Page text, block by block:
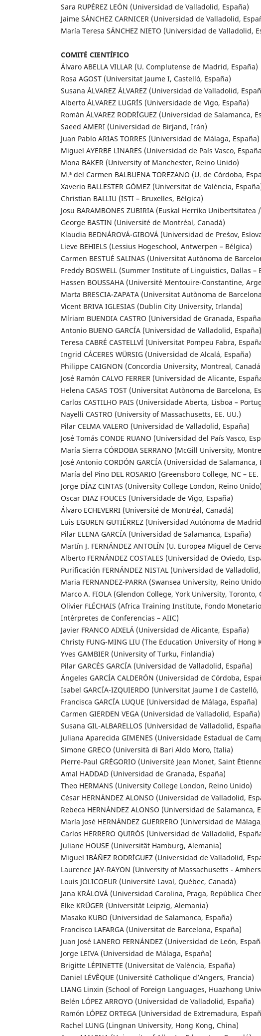
Sara RUPÉREZ LEÓN (Universidad de Valladolid, España)
Jaime SÁNCHEZ CARNICER (Universidad de Valladolid,
María Teresa SÁNCHEZ NIETO (Universidad de Valladolid,
COMITÉ CIENTÍFICO
Álvaro ABELLA VILLAR (U. Complutense de Madrid, España)
Rosa AGOST (Universitat Jaume I, Castelló, España)
Susana ÁLVAREZ ÁLVAREZ (Universidad de Valladolid,
Alberto ÁLVAREZ LUGRÍS (Universidade de Vigo, España)
Román ÁLVAREZ RODRÍGUEZ (Universidad de Salamanca,
Saeed AMERI (Universidad de Birjand, Irán)
Juan Pablo ARIAS TORRES (Universidad de Málaga, España)
Miguel AYERBE LINARES (Universidad de País Vasco,
Mona BAKER (University of Manchester, Reino Unido)
M.ª del Carmen BALBUENA TOREZANO (U. de Córdoba,
Xaverio BALLESTER GÓMEZ (Universitat de València,
Christian BALLIU (ISTI – Bruxelles, Bélgica)
Josu BARAMBONES ZUBIRIA (Euskal Herriko Unibertsitatea
George BASTIN (Université de Montréal, Canadá)
Klaudia BEDNÁROVÁ-GIBOVÁ (Universidad de Preśov,
Lieve BEHIELS (Lessius Hogeschool, Antwerpen – Bélgica)
Carmen BESTUÉ SALINAS (Universitat Autònoma de
Freddy BOSWELL (Summer Institute of Linguistics, Dallas –
Hassen BOUSSAHA (Université Mentouire-Constantine,
Marta BRESCIA-ZAPATA (Universitat Autònoma de
Vicent BRIVA IGLESIAS (Dublin City University, Irlanda)
Míriam BUENDIA CASTRO (Universidad de Granada,
Antonio BUENO GARCÍA (Universidad de Valladolid, España)
Teresa CABRÉ CASTELLVÍ (Universitat Pompeu Fabra,
Ingrid CÁCERES WÜRSIG (Universidad de Alcalá, España)
Philippe CAIGNON (Concordia University, Montreal,
José Ramón CALVO FERRER (Universidad de Alicante,
Helena CASAS TOST (Universitat Autònoma de Barcelona,
Carlos CASTILHO PAIS (Universidade Aberta, Lisboa –
Nayelli CASTRO (University of Massachusetts, EE. UU.)
Pilar CELMA VALERO (Universidad de Valladolid, España)
José Tomás CONDE RUANO (Universidad del País Vasco,
María Sierra CÓRDOBA SERRANO (McGill University,
José Antonio CORDÓN GARCÍA (Universidad de Salamanca,
María del Pino DEL ROSARIO (Greensboro College, NC – EE.
Jorge DÍAZ CINTAS (University College London, Reino Unido)
Oscar DIAZ FOUCES (Universidade de Vigo, España)
Álvaro ECHEVERRI (Université de Montréal, Canadá)
Luis EGUREN GUTIÉRREZ (Universidad Autónoma de
Pilar ELENA GARCÍA (Universidad de Salamanca, España)
Martín J. FERNÁNDEZ ANTOLÍN (U. Europea Miguel de
Alberto FERNÁNDEZ COSTALES (Universidad de Oviedo,
Purificación FERNÁNDEZ NISTAL (Universidad de
Maria FERNANDEZ-PARRA (Swansea University, Reino
Marco A. FIOLA (Glendon College, York University, Toronto,
Olivier FLÉCHAIS (Africa Training Institute, Fondo
Intérpretes de Conferencias – AIIC)
Javier FRANCO AIXELÁ (Universidad de Alicante, España)
Christy FUNG-MING LIU (The Education University of Hong
Yves GAMBIER (University of Turku, Finlandia)
Pilar GARCÉS GARCÍA (Universidad de Valladolid, España)
Ángeles GARCÍA CALDERÓN (Universidad de Córdoba,
Isabel GARCÍA-IZQUIERDO (Universitat Jaume I de Castelló,
Francisca GARCÍA LUQUE (Universidad de Málaga, España)
Carmen GIERDEN VEGA (Universidad de Valladolid, España)
Susana GIL-ALBARELLOS (Universidad de Valladolid,
Juliana Aparecida GIMENES (Universidade Estadual de
Simone GRECO (Università di Bari Aldo Moro, Italia)
Pierre-Paul GRÉGORIO (Université Jean Monet, Saint
Amal HADDAD (Universidad de Granada, España)
Theo HERMANS (University College London, Reino Unido)
César HERNÁNDEZ ALONSO (Universidad de Valladolid,
Rebeca HERNÁNDEZ ALONSO (Universidad de Salamanca,
María José HERNÁNDEZ GUERRERO (Universidad de
Carlos HERRERO QUIRÓS (Universidad de Valladolid,
Juliane HOUSE (Universität Hamburg, Alemania)
Miguel IBÁÑEZ RODRÍGUEZ (Universidad de Valladolid,
Laurence JAY-RAYON (University of Massachusetts -
Louis JOLICOEUR (Université Laval, Québec, Canadá)
Jana KRÁLOVÁ (Universidad Carolina, Praga, República
Elke KRÜGER (Universität Leipzig, Alemania)
Masako KUBO (Universidad de Salamanca, España)
Francisco LAFARGA (Universitat de Barcelona, España)
Juan José LANERO FERNÁNDEZ (Universidad de León,
Jorge LEIVA (Universidad de Málaga, España)
Brigitte LÉPINETTE (Universitat de València, España)
Daniel LÉVÊQUE (Université Catholique d’Angers, Francia)
LIANG Linxin (School of Foreign Languages, Huazhong
Belén LÓPEZ ARROYO (Universidad de Valladolid, España)
Ramón LÓPEZ ORTEGA (Universidad de Extremadura,
Rachel LUNG (Lingnan University, Hong Kong, China)